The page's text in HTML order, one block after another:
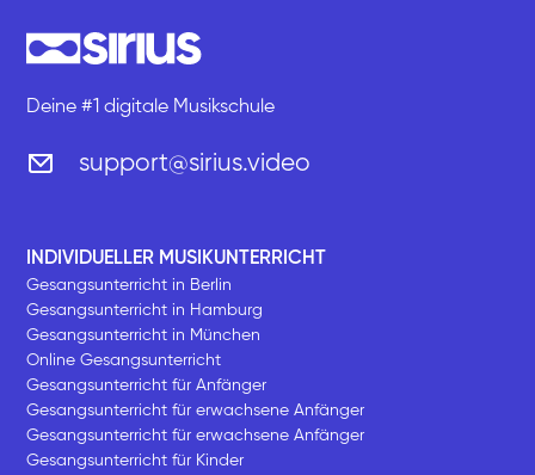
Deine #1 digitale Musikschule
support@sirius.video
INDIVIDUELLER MUSIKUNTERRICHT
Gesangsunterricht in Berlin
Gesangsunterricht in Hamburg
Gesangsunterricht in München
Online Gesangsunterricht
Gesangsunterricht für Anfänger
Gesangsunterricht für erwachsene Anfänger
Gesangsunterricht für erwachsene Anfänger
Gesangsunterricht für Kinder